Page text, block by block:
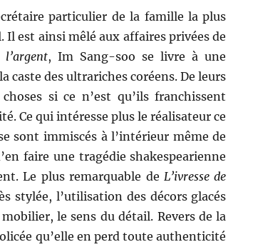
particulier de la famille la plus
Il est ainsi mêlé aux affaires privées de
l’argent, Im Sang-soo se livre à une
caste des ultrariches coréens. De leurs
si ce n’est qu’ils franchissent
Ce qui intéresse plus le réalisateur ce
sont immiscés à l’intérieur même de
faire une tragédie shakespearienne
Le plus remarquable de L’ivresse de
stylée, l’utilisation des décors glacés
le sens du détail. Revers de la
qu’elle en perd toute authenticité